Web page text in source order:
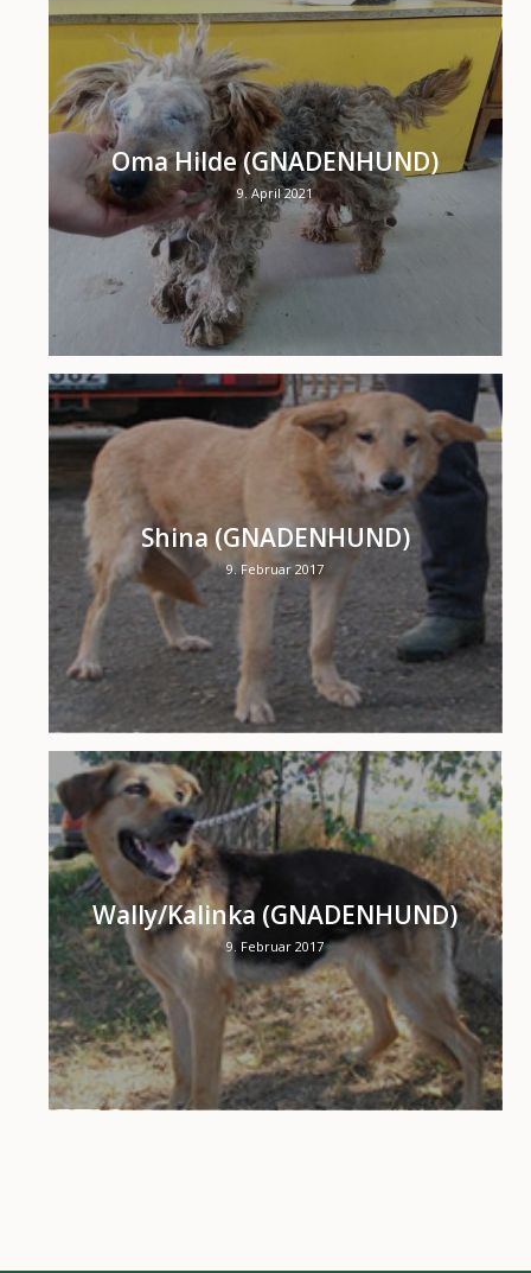
Oma Hilde (GNADENHUND)
9. April 2021
Shina (GNADENHUND)
9. Februar 2017
Wally/Kalinka (GNADENHUND)
9. Februar 2017